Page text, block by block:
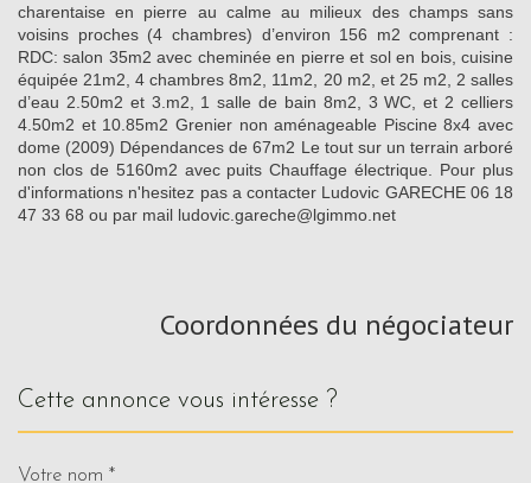
charentaise en pierre au calme au milieux des champs sans
voisins proches (4 chambres) d’environ 156 m2 comprenant :
RDC: salon 35m2 avec cheminée en pierre et sol en bois, cuisine
équipée 21m2, 4 chambres 8m2, 11m2, 20 m2, et 25 m2, 2 salles
d’eau 2.50m2 et 3.m2, 1 salle de bain 8m2, 3 WC, et 2 celliers
4.50m2 et 10.85m2 Grenier non aménageable Piscine 8x4 avec
dome (2009) Dépendances de 67m2 Le tout sur un terrain arboré
non clos de 5160m2 avec puits Chauffage électrique. Pour plus
d'informations n'hesitez pas a contacter Ludovic GARECHE 06 18
47 33 68 ou par mail ludovic.gareche@lgimmo.net
Coordonnées du négociateur
cette annonce vous intéresse ?
Votre nom *